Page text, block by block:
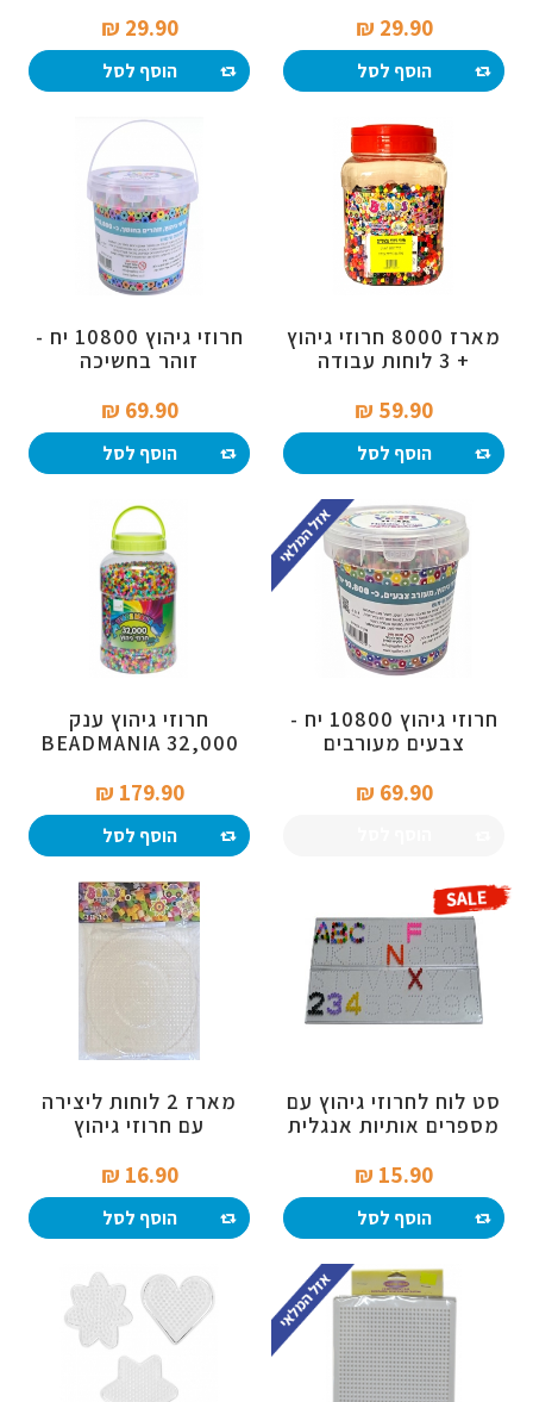
29.90 ₪‎
הוסף לסל
29.90 ₪‎
הוסף לסל
מארז 8000 חרוזי גיהוץ
+ 3 לוחות עבודה
59.90 ₪‎
הוסף לסל
חרוזי גיהוץ 10800 יח -
זוהר בחשיכה
69.90 ₪‎
הוסף לסל
חרוזי גיהוץ 10800 יח -
צבעים מעורבים
69.90 ₪‎
חרוזי גיהוץ ענק
BEADMANIA 32,000
179.90 ₪‎
הוסף לסל
סט לוח לחרוזי גיהוץ עם
מספרים אותיות אנגלית
15.90 ₪‎
הוסף לסל
מארז 2 לוחות ליצירה
עם חרוזי גיהוץ
16.90 ₪‎
הוסף לסל